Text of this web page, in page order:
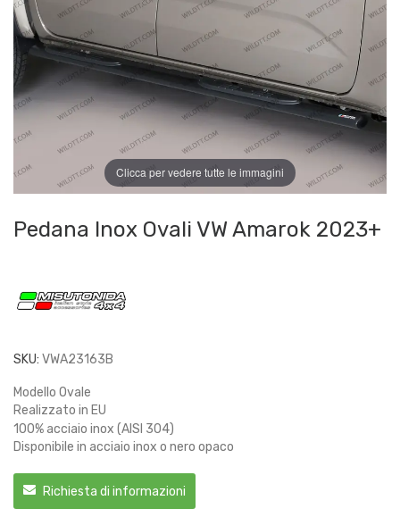
Clicca per vedere tutte le immagini
Pedana Inox Ovali VW Amarok 2023+
SKU: VWA23163B
Modello Ovale
Realizzato in EU
100% acciaio inox (AISI 304)
Disponibile in acciaio inox o nero opaco
Richiesta di informazioni